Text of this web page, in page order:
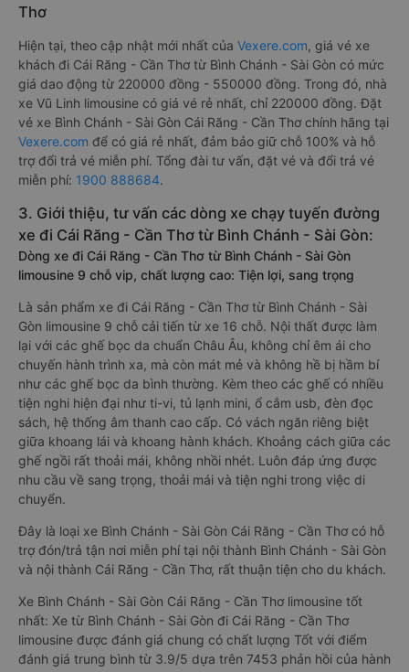
Thơ
Hiện tại, theo cập nhật mới nhất của Vexere.com, giá vé xe
khách đi Cái Răng - Cần Thơ từ Bình Chánh - Sài Gòn có mức
giá dao động từ 220000 đồng - 550000 đồng. Trong đó, nhà
xe Vũ Linh limousine có giá vé rẻ nhất, chỉ 220000 đồng. Đặt
vé xe Bình Chánh - Sài Gòn Cái Răng - Cần Thơ chính hãng tại
Vexere.com để có giá rẻ nhất, đảm bảo giữ chỗ 100% và hỗ
trợ đổi trả vé miễn phí. Tổng đài tư vấn, đặt vé và đổi trả vé
miễn phí: 1900 888684.
3. Giới thiệu, tư vấn các dòng xe chạy tuyến đường
xe đi Cái Răng - Cần Thơ từ Bình Chánh - Sài Gòn:
Dòng xe đi Cái Răng - Cần Thơ từ Bình Chánh - Sài Gòn
limousine 9 chỗ vip, chất lượng cao: Tiện lợi, sang trọng
Là sản phẩm xe đi Cái Răng - Cần Thơ từ Bình Chánh - Sài
Gòn limousine 9 chỗ cải tiến từ xe 16 chỗ. Nội thất được làm
lại với các ghế bọc da chuẩn Châu Âu, không chỉ êm ái cho
chuyến hành trình xa, mà còn mát mẻ và không hề bị hầm bí
như các ghế bọc da bình thường. Kèm theo các ghế có nhiều
tiện nghi hiện đại như ti-vi, tủ lạnh mini, ổ cắm usb, đèn đọc
sách, hệ thống âm thanh cao cấp. Có vách ngăn riêng biệt
giữa khoang lái và khoang hành khách. Khoảng cách giữa các
ghế ngồi rất thoải mái, không nhồi nhét. Luôn đáp ứng được
nhu cầu về sang trọng, thoải mái và tiện nghi trong việc di
chuyển.
Đây là loại xe Bình Chánh - Sài Gòn Cái Răng - Cần Thơ có hỗ
trợ đón/trả tận nơi miễn phí tại nội thành Bình Chánh - Sài Gòn
và nội thành Cái Răng - Cần Thơ, rất thuận tiện cho du khách.
Xe Bình Chánh - Sài Gòn Cái Răng - Cần Thơ limousine tốt
nhất: Xe từ Bình Chánh - Sài Gòn đi Cái Răng - Cần Thơ
limousine được đánh giá chung có chất lượng Tốt với điểm
đánh giá trung bình từ 3.9/5 dựa trên 7453 phản hồi của hành